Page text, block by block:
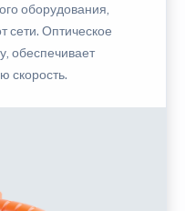
оборудования,
сети. Оптическое
обеспечивает
скорость.